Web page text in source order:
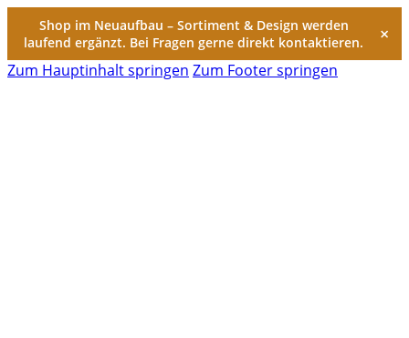
Shop im Neuaufbau – Sortiment & Design werden
laufend ergänzt. Bei Fragen gerne direkt kontaktieren.
×
Zum Hauptinhalt springen Zum Footer springen